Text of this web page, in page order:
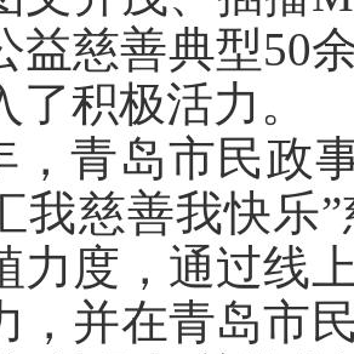
益慈善典型50
了积极活力。
，青岛市民政
我慈善我快乐
力度，通过线
，并在青岛市